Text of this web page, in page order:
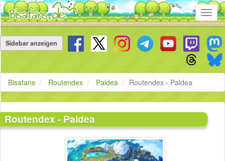
überspringen
Sidebar anzeigen
Bisafans Routendex Paldea Routendex - Paldea
Routendex - Paldea